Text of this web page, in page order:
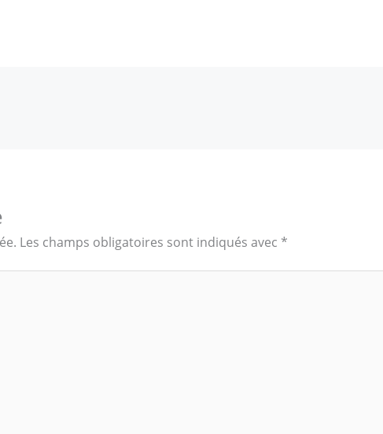
Les champs obligatoires sont indiqués avec *